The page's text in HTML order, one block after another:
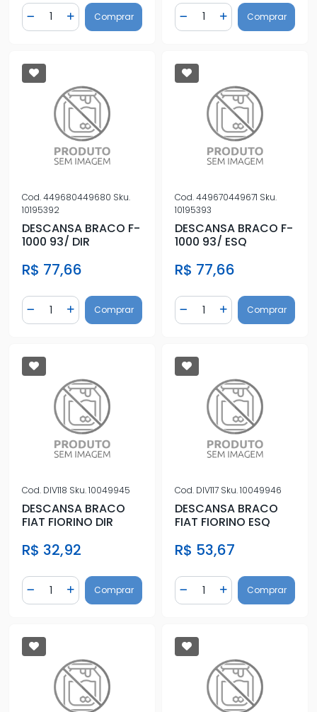
Diminuir Quantidade
Quantidade
Adicionar Quantidade
Comprar Diminuir Quantidade
Quantidade
AdicionarComprar
Cod.449680449680 Sku.
10195392
DESCANSA BRACO F-
1000 93/ DIR
R$ 77,66
Diminuir Quantidade
Quantidade
Adicionar Quantidade
Comprar
Cod.449670449671 Sku.
10195393
DESCANSA BRACO F-
1000 93/ ESQ
R$ 77,66
Diminuir Quantidade
Quantidade
AdicionarComprar
Cod. DIV118 Sku.10049945
DESCANSA BRACO
FIAT FIORINO DIR
R$ 32,92
Diminuir Quantidade
Quantidade
Adicionar Quantidade
Comprar
Cod. DIV117 Sku.10049946
DESCANSA BRACO
FIAT FIORINO ESQ
R$ 53,67
Diminuir Quantidade
Quantidade
AdicionarComprar